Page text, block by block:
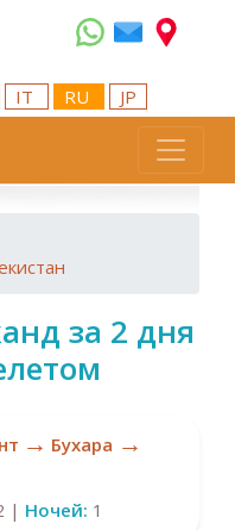
IT RU JP
за 2 дня
→ Бухара →
| Ночей: 1